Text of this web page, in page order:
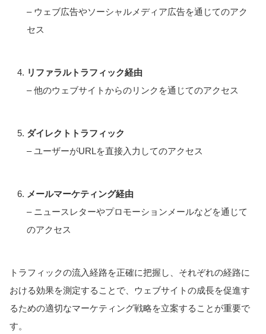
– ウェブ広告やソーシャルメディア広告を通じてのアク
セス
リファラルトラフィック経由
– 他のウェブサイトからのリンクを通じてのアクセス
ダイレクトトラフィック
– ユーザーがURLを直接入力してのアクセス
メールマーケティング経由
– ニュースレターやプロモーションメールなどを通じて
のアクセス
トラフィックの流入経路を正確に把握し、それぞれの経路に
おける効果を測定することで、ウェブサイトの成長を促進す
るための適切なマーケティング戦略を立案することが重要で
す。